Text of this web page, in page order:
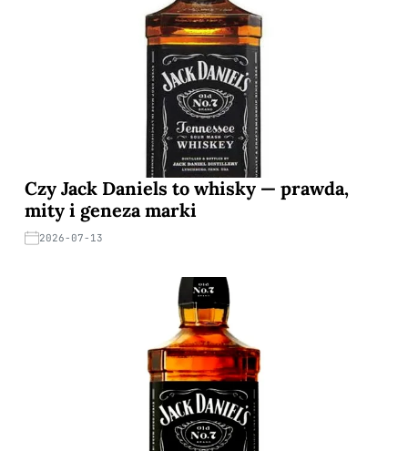
Czy Jack Daniels to whisky — prawda,
mity i geneza marki
2026-07-13